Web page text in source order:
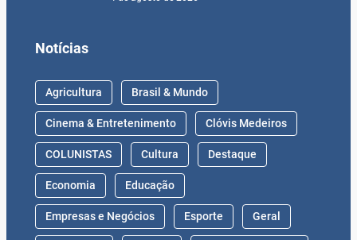
Notícias
Agricultura Brasil & Mundo
Cinema & Entretenimento Clóvis Medeiros
COLUNISTAS Cultura Destaque
Economia Educação
Empresas e Negócios Esporte Geral